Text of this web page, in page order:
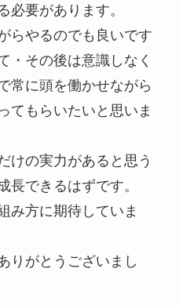
必要があります。
らやるのでも良いです
・その後は意識しなく
常に頭を働かせながら
てもらいたいと思いま
けの実力があると思う
長できるはずです。
み方に期待していま
りがとうございまし